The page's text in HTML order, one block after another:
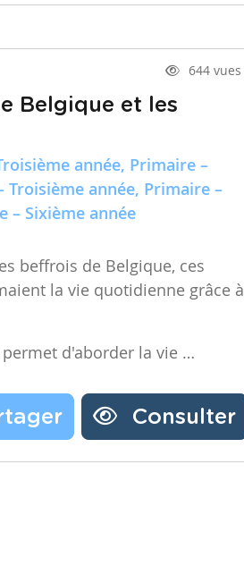
644 vues
Belgique et les
année, Primaire –
Troisième année, Primaire –
– Sixième année
beffrois de Belgique, ces
la vie quotidienne grâce à
d'aborder la vie …
Consulter